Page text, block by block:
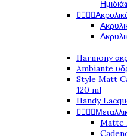

Harmony
Ambiante
Style Matt
120 ml
Handy

Matte